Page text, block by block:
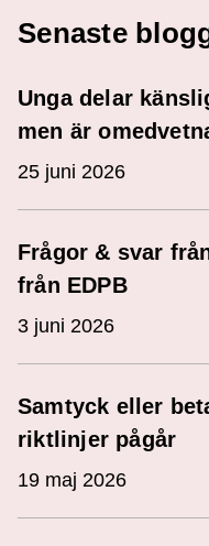
Senaste
Unga delar
men är
25 juni 2026
Frågor & svar
från EDPB
3 juni 2026
Samtyck eller
riktlinjer pågår
19 maj 2026